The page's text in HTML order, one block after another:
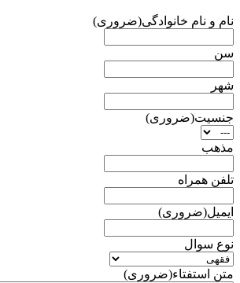
نام و نام خانوادگی(ضروری)
سن
شهر
جنسیت(ضروری)
مذهب
تلفن همراه
ایمیل(ضروری)
نوع سوال
متن استفتاء(ضروری)